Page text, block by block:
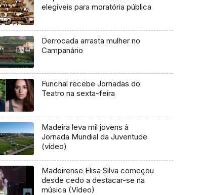
elegíveis para moratória pública
Derrocada arrasta mulher no
Campanário
Funchal recebe Jornadas do
Teatro na sexta-feira
Madeira leva mil jovens à
Jornada Mundial da Juventude
(vídeo)
Madeirense Elisa Silva começou
desde cedo a destacar-se na
música (Vídeo)